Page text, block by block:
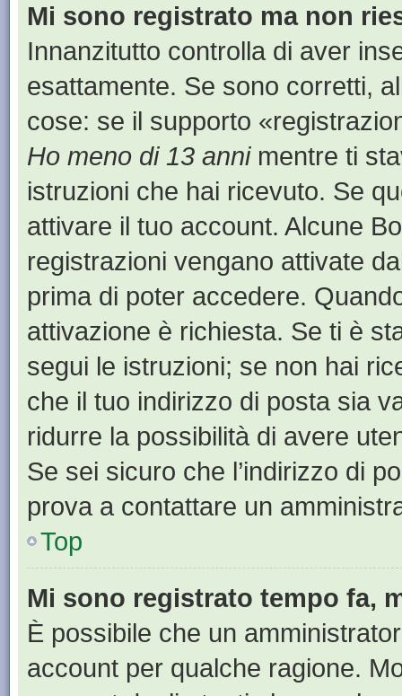
Mi sono registrato ma non
Innanzitutto controlla di aver
esattamente. Se sono corretti,
cose: se il supporto
Ho meno di 13 annimentre ti
istruzioni che hai ricevuto. Se
attivare il tuo account. Alcune
registrazioni vengano attivate
prima di poter accedere.
attivazione è richiesta. Se ti è
segui le istruzioni; se non hai
che il tuo indirizzo di posta sia
ridurre la possibilità di avere
Se sei sicuro che l’indirizzo di
prova a contattare un
Top
Mi sono registrato tempo fa,
È possibile che un
account per qualche ragione.